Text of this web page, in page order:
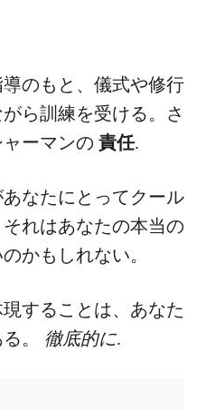
のもと、儀式や修行
ら訓練を受ける。さ
ーマンの 責任.
なたにとってクール
れはあなたの本当の
かもしれない。
することは、あなた
。 徹底的に.